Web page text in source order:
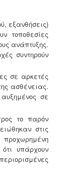
εξανθήσεις)
τοποθεσίες
ανάπτυξης.
συντηρούν
σε αρκετές
ασθένειας.
σε
το παρόν
στις
υπάρχουν